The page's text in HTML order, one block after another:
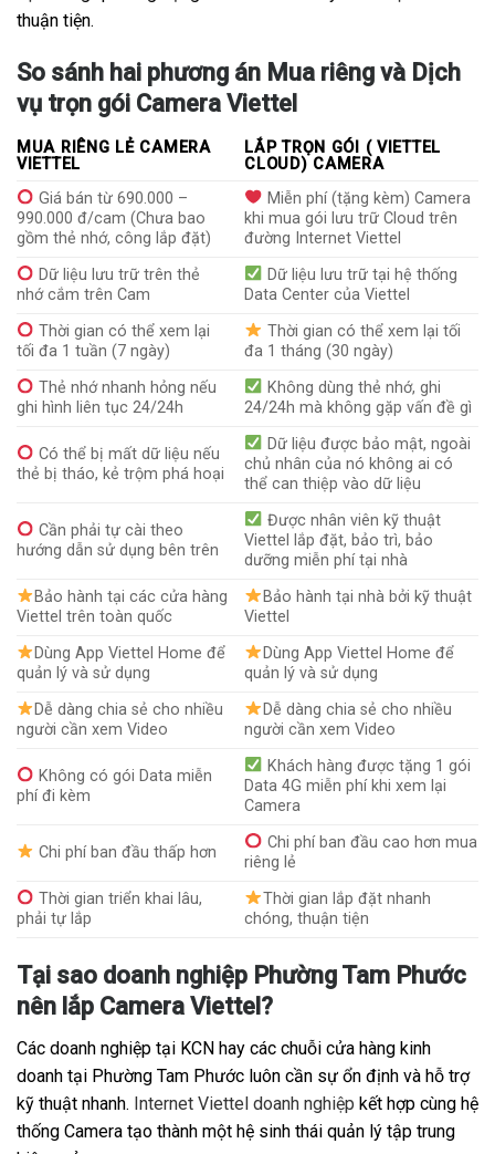
thuận tiện.
So sánh hai phương án Mua riêng và Dịch
vụ trọn gói Camera Viettel
MUA RIÊNG LẺ CAMERA
VIETTEL
LẮP TRỌN GÓI ( VIETTEL
CLOUD) CAMERA
Giá bán từ 690.000 –
990.000 đ/cam (Chưa bao
gồm thẻ nhớ, công lắp đặt)
Miễn phí (tặng kèm) Camera
khi mua gói lưu trữ Cloud trên
đường Internet Viettel
Dữ liệu lưu trữ trên thẻ
nhớ cắm trên Cam
Dữ liệu lưu trữ tại hệ thống
Data Center của Viettel
Thời gian có thể xem lại
tối đa 1 tuần (7 ngày)
Thời gian có thể xem lại tối
đa 1 tháng (30 ngày)
Thẻ nhớ nhanh hỏng nếu
ghi hình liên tục 24/24h
Không dùng thẻ nhớ, ghi
24/24h mà không gặp vấn đề gì
Có thể bị mất dữ liệu nếu
thẻ bị tháo, kẻ trộm phá hoại
Dữ liệu được bảo mật, ngoài
chủ nhân của nó không ai có
thể can thiệp vào dữ liệu
Cần phải tự cài theo
hướng dẫn sử dụng bên trên
Được nhân viên kỹ thuật
Viettel lắp đặt, bảo trì, bảo
dưỡng miễn phí tại nhà
Bảo hành tại các cửa hàng
Viettel trên toàn quốc
Bảo hành tại nhà bởi kỹ thuật
Viettel
Dùng App Viettel Home để
quản lý và sử dụng
Dùng App Viettel Home để
quản lý và sử dụng
Dễ dàng chia sẻ cho nhiều
người cần xem Video
Dễ dàng chia sẻ cho nhiều
người cần xem Video
Không có gói Data miễn
phí đi kèm
Khách hàng được tặng 1 gói
Data 4G miễn phí khi xem lại
Camera
Chi phí ban đầu thấp hơn
Chi phí ban đầu cao hơn mua
riêng lẻ
Thời gian triển khai lâu,
phải tự lắp
Thời gian lắp đặt nhanh
chóng, thuận tiện
Tại sao doanh nghiệp Phường Tam Phước
nên lắp Camera Viettel?
Các doanh nghiệp tại KCN hay các chuỗi cửa hàng kinh
doanh tại Phường Tam Phước luôn cần sự ổn định và hỗ trợ
kỹ thuật nhanh. Internet Viettel doanh nghiệp kết hợp cùng hệ
thống Camera tạo thành một hệ sinh thái quản lý tập trung